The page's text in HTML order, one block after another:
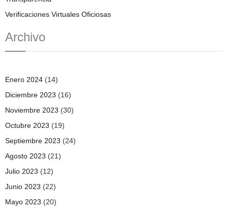
Verificaciones Virtuales Oficiosas
Archivo
Enero 2024 (14)
Diciembre 2023 (16)
Noviembre 2023 (30)
Octubre 2023 (19)
Septiembre 2023 (24)
Agosto 2023 (21)
Julio 2023 (12)
Junio 2023 (22)
Mayo 2023 (20)